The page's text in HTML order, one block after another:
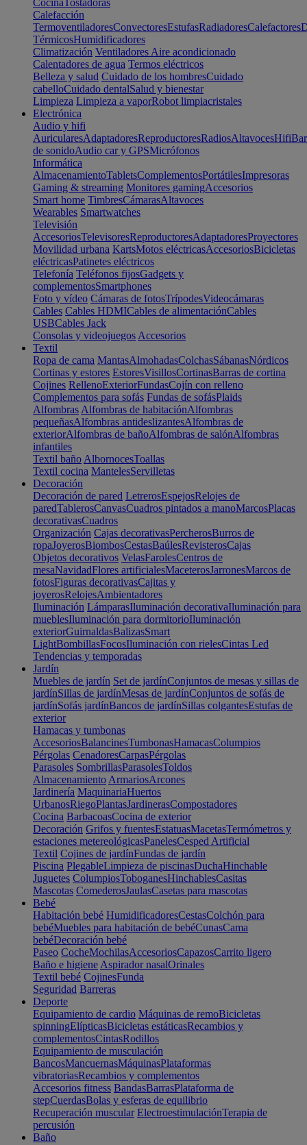
CocinaTostadoras
Calefacción
TermoventiladoresConvectoresEstufasRadiadoresCalefactores
TérmicosHumidificadores
Climatización Ventiladores Aire acondicionado
Calentadores de agua Termos eléctricos
Belleza y salud Cuidado de los hombresCuidado
cabelloCuidado dentalSalud y bienestar
Limpieza Limpieza a vaporRobot limpiacristales
Electrónica
Audio y hifi
AuricularesAdaptadoresReproductoresRadiosAltavocesHifi
de sonidoAudio car y GPSMicrófonos
Informática
AlmacenamientoTabletsComplementosPortátilesImpresoras
Gaming & streaming Monitores gamingAccesorios
Smart home TimbresCámarasAltavoces
Wearables Smartwatches
Televisión
AccesoriosTelevisoresReproductoresAdaptadoresProyectores
Movilidad urbana KartsMotos eléctricasAccesoriosBicicletas
eléctricasPatinetes eléctricos
Telefonía Teléfonos fijosGadgets y
complementosSmartphones
Foto y vídeo Cámaras de fotosTrípodesVideocámaras
Cables Cables HDMICables de alimentaciónCables
USBCables Jack
Consolas y videojuegos Accesorios
Textil
Ropa de cama MantasAlmohadasColchasSábanasNórdicos
Cortinas y estores EstoresVisillosCortinasBarras de cortina
Cojines RellenoExteriorFundasCojín con relleno
Complementos para sofás Fundas de sofásPlaids
Alfombras Alfombras de habitaciónAlfombras
pequeñasAlfombras antideslizantesAlfombras de
exteriorAlfombras de bañoAlfombras de salónAlfombras
infantiles
Textil baño AlbornocesToallas
Textil cocina MantelesServilletas
Decoración
Decoración de pared LetrerosEspejosRelojes de
paredTablerosCanvasCuadros pintados a manoMarcosPlacas
decorativasCuadros
Organización Cajas decorativasPercherosBurros de
ropaJoyerosBiombosCestasBaúlesRevisterosCajas
Objetos decorativos VelasFarolesCentros de
mesaNavidadFlores artificialesMaceterosJarronesMarcos de
fotosFiguras decorativasCajitas y
joyerosRelojesAmbientadores
Iluminación LámparasIluminación decorativaIluminación para
mueblesIluminación para dormitorioIluminación
exteriorGuirnaldasBalizasSmart
LightBombillasFocosIluminación con rielesCintas Led
Tendencias y temporadas
Jardín
Muebles de jardín Set de jardínConjuntos de mesas y sillas de
jardínSillas de jardínMesas de jardínConjuntos de sofás de
jardínSofás jardínBancos de jardínSillas colgantesEstufas de
exterior
Hamacas y tumbonas
AccesoriosBalancinesTumbonasHamacasColumpios
Pérgolas CenadoresCarpasPérgolas
Parasoles SombrillasParasolesToldos
Almacenamiento ArmariosArcones
Jardinería MaquinariaHuertos
UrbanosRiegoPlantasJardinerasCompostadores
Cocina BarbacoasCocina de exterior
Decoración Grifos y fuentesEstatuasMacetasTermómetros y
estaciones metereológicasPanelesCesped Artificial
Textil Cojines de jardínFundas de jardín
Piscina PlegableLimpieza de piscinasDuchaHinchable
Juguetes ColumpiosToboganesHinchablesCasitas
Mascotas ComederosJaulasCasetas para mascotas
Bebé
Habitación bebé HumidificadoresCestasColchón para
bebéMuebles para habitación de bebéCunasCama
bebéDecoración bebé
Paseo CocheMochilasAccesoriosCapazosCarrito ligero
Baño e higiene Aspirador nasalOrinales
Textil bebé CojinesFunda
Seguridad Barreras
Deporte
Equipamiento de cardio Máquinas de remoBicicletas
spinningElípticasBicicletas estáticasRecambios y
complementosCintasRodillos
Equipamiento de musculación
BancosMancuernasMáquinasPlataformas
vibratoriasRecambios y complementos
Accesorios fitness BandasBarrasPlataforma de
stepCuerdasBolas y esferas de equilibrio
Recuperación muscular ElectroestimulaciónTerapia de
percusión
Baño